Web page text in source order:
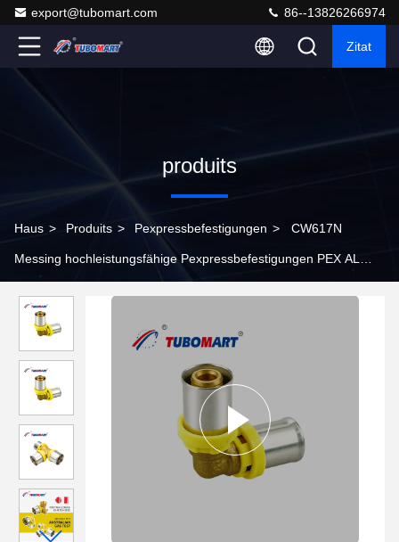
export@tubomart.com 86--13826266974
Zitat
produits
Haus > Produits > Pexpressbefestigungen > CW617N
Messing hochleistungsfähige Pexpressbefestigungen PEX AL